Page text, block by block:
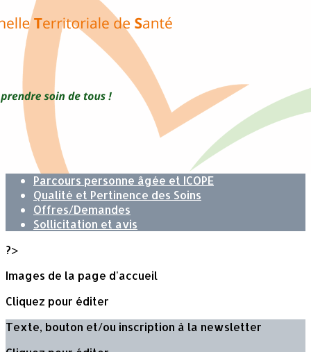
Exporter les lignes sélectionnées
Exporter toutes les colonnes
Exporter uniquement les colonnes affichées
Menu
>
Missions
Accès au Médecin traitant
Soins non programmés
Parcours Hypertension Artérielle (HTA)
Parcours personne âgée et ICOPE
Qualité et Pertinence des Soins
Offres/Demandes
Sollicitation et avis
?>
Images de la page d'accueil
Cliquez pour éditer
Texte, bouton et/ou inscription à la newsletter